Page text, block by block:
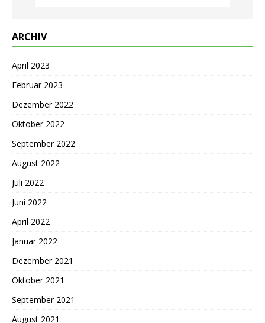
ARCHIV
April 2023
Februar 2023
Dezember 2022
Oktober 2022
September 2022
August 2022
Juli 2022
Juni 2022
April 2022
Januar 2022
Dezember 2021
Oktober 2021
September 2021
August 2021